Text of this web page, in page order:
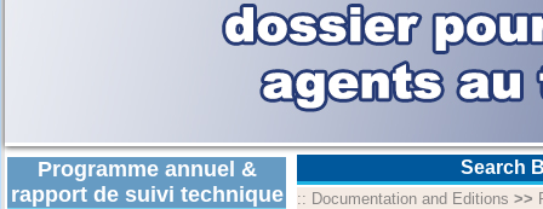
Programme annuel &
rapport de suivi technique
Search
:: Documentation and Editions >>